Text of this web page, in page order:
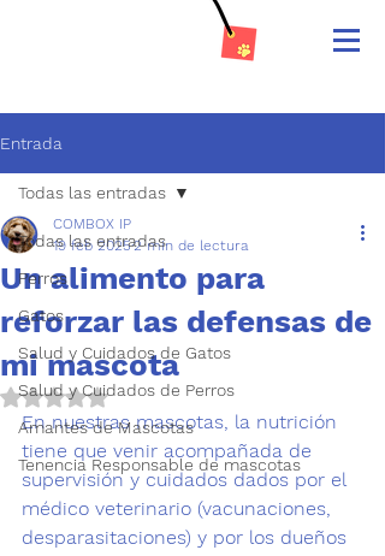
Entrada
Todas las entradas
Perros
Gatos
Salud y Cuidados de Gatos
Salud y Cuidados de Perros
Amantes de Mascotas
Tenencia Responsable de mascotas
Todas las entradas
Un alimento para
reforzar las defensas de
mi mascota
COMBOX IP
19 feb 20252 min de lectura
Obtuvo NaN de 5 estrellas.
En nuestras mascotas, la nutrición
tiene que venir acompañada de
supervisión y cuidados dados por el
médico veterinario (vacunaciones,
desparasitaciones) y por los dueños